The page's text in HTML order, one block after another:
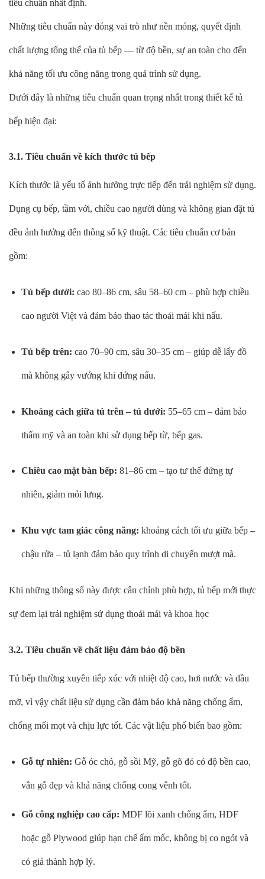
tiêu chuẩn nhất định.
Những tiêu chuẩn này đóng vai trò như nền móng, quyết định
chất lượng tổng thể của tủ bếp — từ độ bền, sự an toàn cho đến
khả năng tối ưu công năng trong quá trình sử dụng.
Dưới đây là những tiêu chuẩn quan trọng nhất trong thiết kế tủ
bếp hiện đại:
3.1. Tiêu chuẩn về kích thước tủ bếp
Kích thước là yếu tố ảnh hưởng trực tiếp đến trải nghiệm sử dụng.
Dụng cụ bếp, tầm với, chiều cao người dùng và không gian đặt tủ
đều ảnh hưởng đến thông số kỹ thuật. Các tiêu chuẩn cơ bản
gồm:
Tủ bếp dưới: cao 80–86 cm, sâu 58–60 cm – phù hợp chiều
cao người Việt và đảm bảo thao tác thoải mái khi nấu.
Tủ bếp trên: cao 70–90 cm, sâu 30–35 cm – giúp dễ lấy đồ
mà không gây vướng khi đứng nấu.
Khoảng cách giữa tủ trên – tủ dưới: 55–65 cm – đảm bảo
thẩm mỹ và an toàn khi sử dụng bếp từ, bếp gas.
Chiều cao mặt bàn bếp: 81–86 cm – tạo tư thế đứng tự
nhiên, giảm mỏi lưng.
Khu vực tam giác công năng: khoảng cách tối ưu giữa bếp –
chậu rửa – tủ lạnh đảm bảo quy trình di chuyển mượt mà.
Khi những thông số này được cân chỉnh phù hợp, tủ bếp mới thực
sự đem lại trải nghiệm sử dụng thoải mái và khoa học
3.2. Tiêu chuẩn về chất liệu đảm bảo độ bền
Tủ bếp thường xuyên tiếp xúc với nhiệt độ cao, hơi nước và dầu
mỡ, vì vậy chất liệu sử dụng cần đảm bảo khả năng chống ẩm,
chống mối mọt và chịu lực tốt. Các vật liệu phổ biến bao gồm:
Gỗ tự nhiên: Gỗ óc chó, gỗ sồi Mỹ, gỗ gõ đỏ có độ bền cao,
vân gỗ đẹp và khả năng chống cong vênh tốt.
Gỗ công nghiệp cao cấp: MDF lõi xanh chống ẩm, HDF
hoặc gỗ Plywood giúp hạn chế ẩm mốc, không bị co ngót và
có giá thành hợp lý.